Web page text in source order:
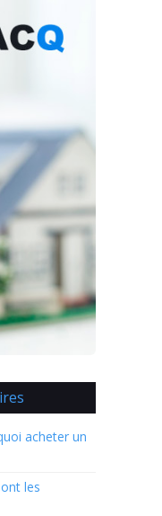
acheter un
les